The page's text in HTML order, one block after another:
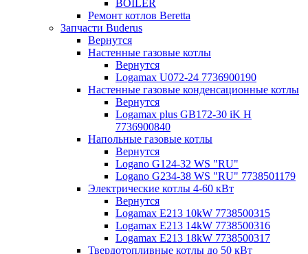
BOILER
Ремонт котлов Beretta
Запчасти Buderus
Вернутся
Настенные газовые котлы
Вернутся
Logamax U072-24 7736900190
Настенные газовые конденсационные котлы
Вернутся
Logamax plus GB172-30 iK H
7736900840
Напольные газовые котлы
Вернутся
Logano G124-32 WS "RU"
Logano G234-38 WS "RU" 7738501179
Электрические котлы 4-60 кВт
Вернутся
Logamax E213 10kW 7738500315
Logamax E213 14kW 7738500316
Logamax E213 18kW 7738500317
Твердотопливные котлы до 50 кВт